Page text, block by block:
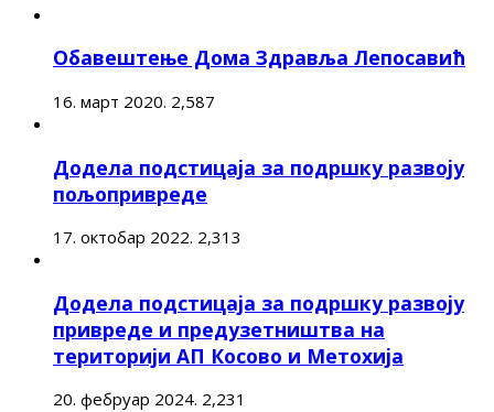
Обавештење Дома Здравља Лепосавић
16. март 2020. 2,587
Додела подстицаја за подршку развоју
пољопривреде
17. октобар 2022. 2,313
Додела подстицаја за подршку развоју
привреде и предузетништва на
територији АП Косово и Метохија
20. фебруар 2024. 2,231